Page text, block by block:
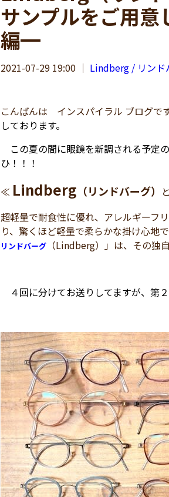
サンプルをご用意
編━
2021-07-29 19:00 ｜ Lindberg / リンド
こんばんは インスパイラル ブログで
しております。
この夏の間に眼鏡を新調される予定
ひ！！！
≪ Lindberg （リンドバーグ）
超軽量で耐食性に優れ、アレルギーフ
り、驚くほど軽量で柔らかな掛け心地
リンドバーグ （Lindberg）」は、その独
４回に分けてお送りしてますが、第